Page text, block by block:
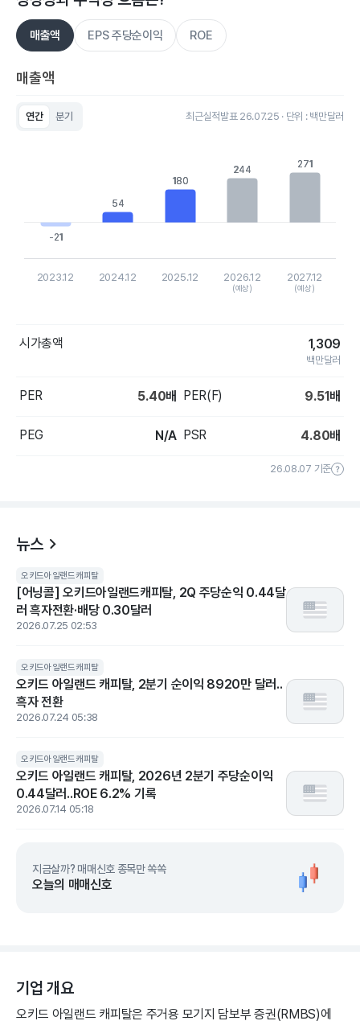
매출액 EPS 주당순이익 ROE
매출액
연간 분기 최근실적발표 26.07.25 · 단위 : 백만달러
The chart has 1 X axis displaying categories.
The chart has 1 Y axis displaying values. Data ranges from -
-21
-21
54
54
180
180
244
244 271
271
2023.12 2024.12 2025.12 2026.12
(예상)
2027.12
(예상)
시가총액 1,309
백만달러
PER 5.40배 PER(F) 9.51배
PEG N/A PSR 4.80배
26.08.07 기준
뉴스
오키드아일랜드캐피탈
[어닝콜] 오키드아일랜드캐피탈, 2Q 주당순익 0.44달
러 흑자전환·배당 0.30달러
2026.07.25 02:53
오키드아일랜드캐피탈
오키드 아일랜드 캐피탈, 2분기 순이익 8920만 달러..
흑자 전환
2026.07.24 05:38
오키드아일랜드캐피탈
오키드 아일랜드 캐피탈, 2026년 2분기 주당순이익
0.44달러..ROE 6.2% 기록
2026.07.14 05:18
지금살까? 매매신호 종목만 쏙쏙
오늘의 매매신호
기업 개요
오키드 아일랜드 캐피탈은 주거용 모기지 담보부 증권(RMBS)에